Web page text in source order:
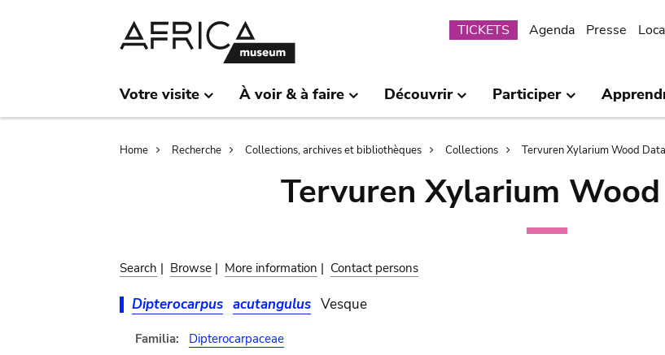
Submenu
TICKETS Agenda Presse
Votre visite À voir & à faire Découvrir Participer
Breadcrumb
Home Recherche Collections, archives et bibliothèques Collections Tervuren Xylarium Wood
Tervuren Xylarium
Search | Browse | More information | Contact persons
Dipterocarpus acutangulus Vesque
Familia:
Dipterocarpaceae